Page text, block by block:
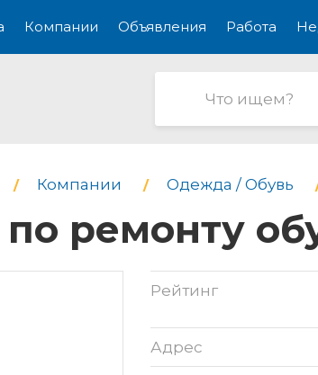
Компании Объявления Работа
Компании Одежда / Обувь
ремонту
Рейтинг
Адрес